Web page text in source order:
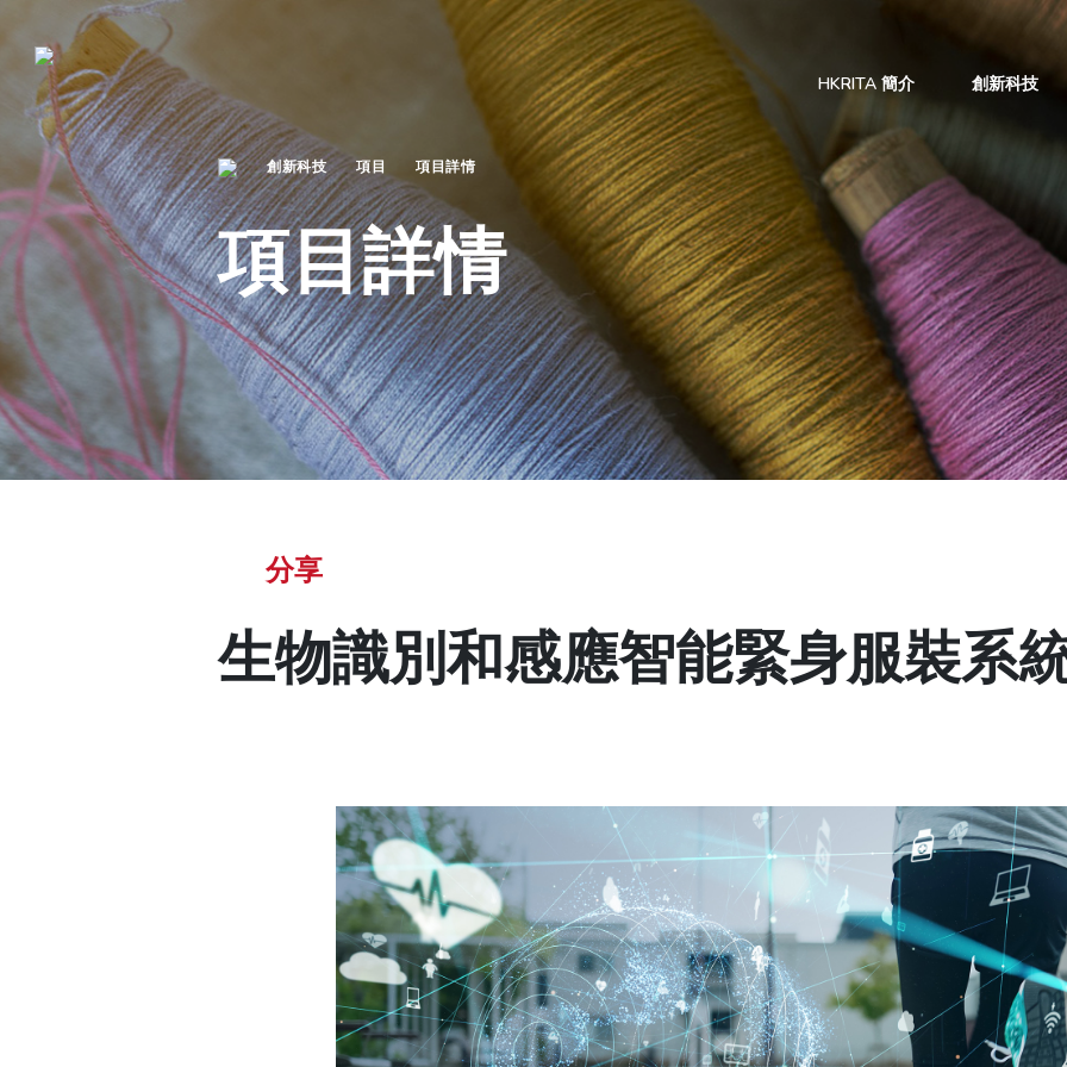
HKRITA 簡介 創新科技
創新科技 項目 項目詳情
項目詳情
分享
生物識別和感應智能緊身服裝系